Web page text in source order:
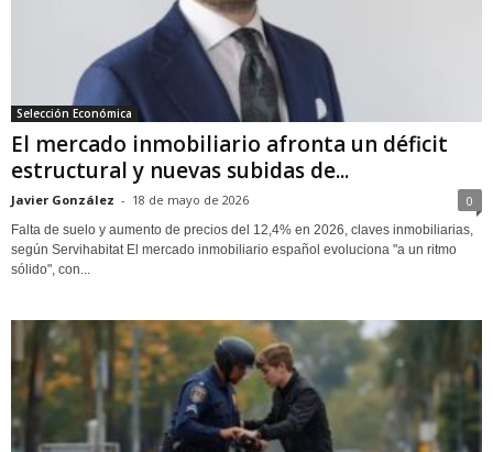
Selección Económica
El mercado inmobiliario afronta un déficit
estructural y nuevas subidas de...
Javier González - 18 de mayo de 2026 0
Falta de suelo y aumento de precios del 12,4% en 2026, claves inmobiliarias,
según Servihabitat El mercado inmobiliario español evoluciona "a un ritmo
sólido", con...